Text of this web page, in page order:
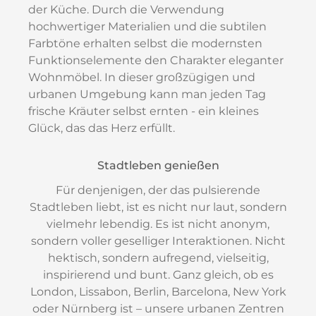
der Küche. Durch die Verwendung
hochwertiger Materialien und die subtilen
Farbtöne erhalten selbst die modernsten
Funktionselemente den Charakter eleganter
Wohnmöbel. In dieser großzügigen und
urbanen Umgebung kann man jeden Tag
frische Kräuter selbst ernten - ein kleines
Glück, das das Herz erfüllt.
Stadtleben genießen
Für denjenigen, der das pulsierende
Stadtleben liebt, ist es nicht nur laut, sondern
vielmehr lebendig. Es ist nicht anonym,
sondern voller geselliger Interaktionen. Nicht
hektisch, sondern aufregend, vielseitig,
inspirierend und bunt. Ganz gleich, ob es
London, Lissabon, Berlin, Barcelona, New York
oder Nürnberg ist – unsere urbanen Zentren